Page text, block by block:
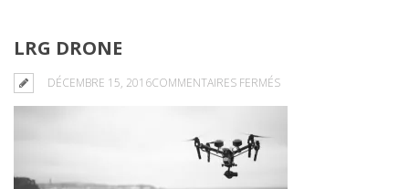
LRG DRONE
DÉCEMBRE 15, 2016COMMENTAIRES FERMÉSSUR
LRG